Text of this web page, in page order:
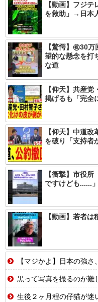
【動画】フジ
を救助」→日本
【驚愕】㊗️30
望的な懸念を打
な道
【仰天】共産
掲げるも「完全
【仰天】中道
を破り「支持者
【衝撃】市役
ですけども......」
【動画】若者
【マジかよ】日本の強さ、実は
黒って写真を撮るのが難
生後２ヶ月程の仔猫が迷い込んできた